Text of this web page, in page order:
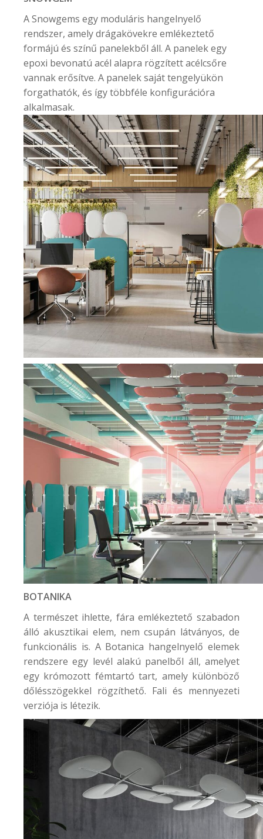
A Snowgems egy moduláris hangelnyelő
rendszer, amely drágakövekre emlékeztető
formájú és színű panelekből áll. A panelek egy
epoxi bevonatú acél alapra rögzített acélcsőre
vannak erősítve. A panelek saját tengelyükön
forgathatók, és így többféle konfigurációra
alkalmasak.
BOTANIKA
A természet ihlette, fára emlékeztető szabadon
álló akusztikai elem, nem csupán látványos, de
funkcionális is. A Botanica hangelnyelő elemek
rendszere egy levél alakú panelből áll, amelyet
egy krómozott fémtartó tart, amely különböző
dőlésszögekkel rögzíthető. Fali és mennyezeti
verziója is létezik.